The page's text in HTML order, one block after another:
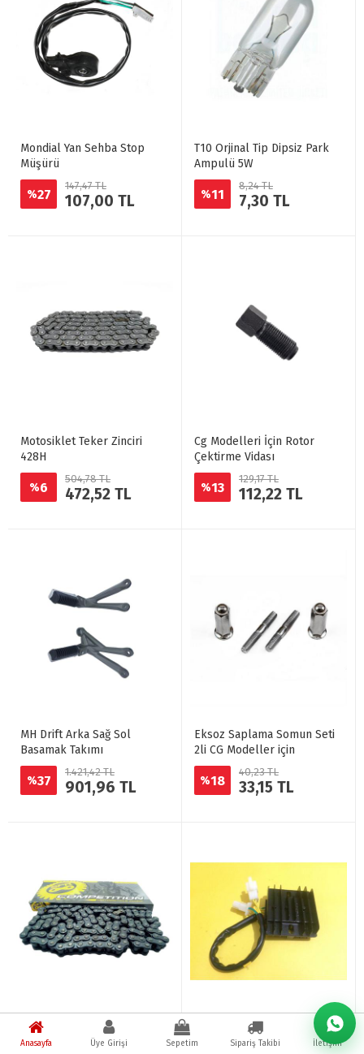
Anasayfa Üye Girişi Sepetim Sipariş Takibi İletişim
Mondial Yan Sehba Stop
Müşürü
%27
147,47 TL
107,00 TL
T10 Orjinal Tip Dipsiz Park
Ampulü 5W
%11
8,24 TL
7,30 TL
Motosiklet Teker Zinciri
428H
%6
504,78 TL
472,52 TL
Cg Modelleri İçin Rotor
Çektirme Vidası
%13
129,17 TL
112,22 TL
MH Drift Arka Sağ Sol
Basamak Takımı
%37
1.421,42 TL
901,96 TL
Eksoz Saplama Somun Seti
2li CG Modeller için
%18
40,23 TL
33,15 TL
428-128 SFR Teker Zinciri
Mondial KT - MH 150
Konjektör - 2017